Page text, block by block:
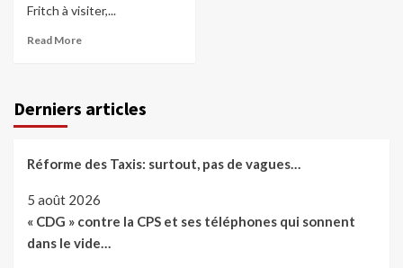
Fritch à visiter,...
Read More
Derniers articles
Réforme des Taxis: surtout, pas de vagues…
5 août 2026
« CDG » contre la CPS et ses téléphones qui sonnent
dans le vide…